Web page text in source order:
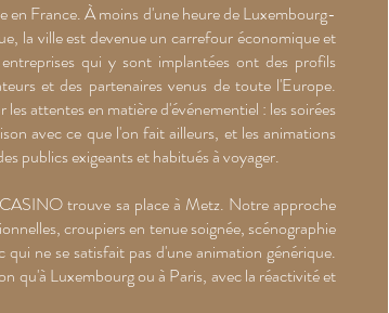
en France. À moins d'une heure de Luxembourg-
la ville est devenue un carrefour économique et
qui y sont implantées ont des profils
et des partenaires venus de toute l'Europe.
attentes en matière d'événementiel : les soirées
avec ce que l'on fait ailleurs, et les animations
publics exigeants et habitués à voyager.
trouve sa place à Metz. Notre approche
croupiers en tenue soignée, scénographie
ne se satisfait pas d'une animation générique.
qu'à Luxembourg ou à Paris, avec la réactivité et